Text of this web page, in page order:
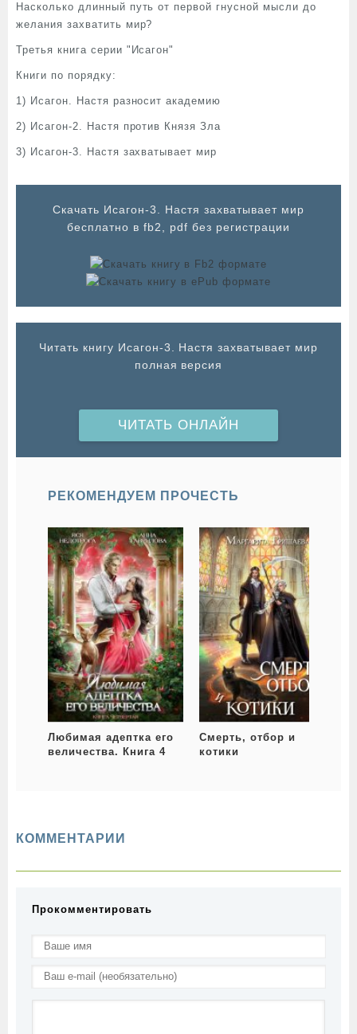
Насколько длинный путь от первой гнусной мысли до
желания захватить мир?
Третья книга серии "Исагон"
Книги по порядку:
1) Исагон. Настя разносит академию
2) Исагон-2. Настя против Князя Зла
3) Исагон-3. Настя захватывает мир
Cкачать Исагон-3. Настя захватывает мир
бесплатно в fb2, pdf без регистрации
Читать книгу Исагон-3. Настя захватывает мир
полная версия
ЧИТАТЬ ОНЛАЙН
РЕКОМЕНДУЕМ ПРОЧЕСТЬ
Любимая адептка его
величества. Книга 4
Смерть, отбор и
котики
КОММЕНТАРИИ
Прокомментировать